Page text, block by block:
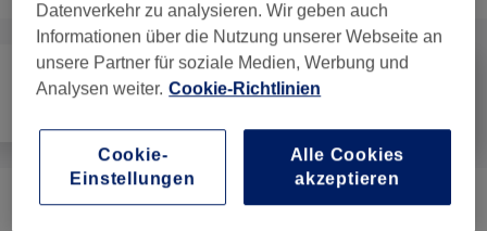
Augenbrauen & Wimpernbehandlungen (6) ab 14 €
Datenverkehr zu analysieren. Wir geben auch
Informationen über die Nutzung unserer Webseite an
unsere Partner für soziale Medien, Werbung und
Analysen weiter. Cookie-Richtlinien
Cookie-
Einstellungen
Alle Cookies
akzeptieren